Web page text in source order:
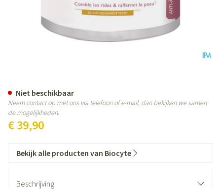
€ 39,90
Niet beschikbaar
Neem contact op met ons via telefoon of e-mail, dan bekijken we samen
de mogelijkheden.
Bekijk alle producten van Biocyte
Beschrijving